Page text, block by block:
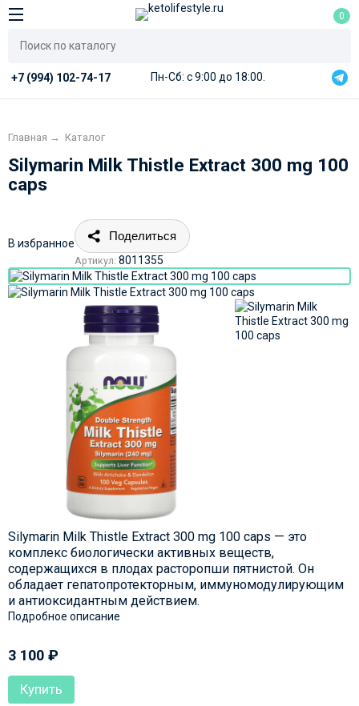
0
+7 (994) 102-74-17 Пн-Сб: с 9:00 до 18:00.
Главная → Каталог
Silymarin Milk Thistle Extract 300 mg 100
caps
В избранное
Поделиться
Артикул: 8011355
Silymarin Milk Thistle Extract 300 mg 100 caps — это
комплекс биологически активных веществ,
содержащихся в плодах расторопши пятнистой. Он
обладает гепатопротекторным, иммуномодулирующим
и антиоксидантным действием.
Подробное описание
3 100 ₽
Купить